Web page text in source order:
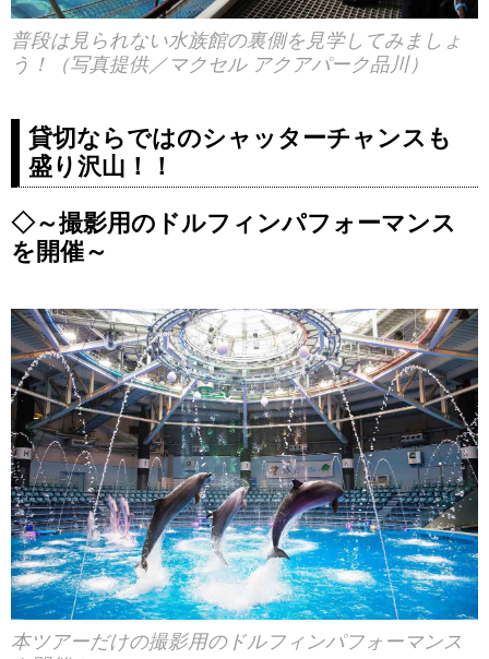
普段は見られない水族館の裏側を見学してみましょ
う！（写真提供／マクセル アクアパーク品川）
貸切ならではのシャッターチャンスも
盛り沢山！！
◇～撮影用のドルフィンパフォーマンス
を開催～
本ツアーだけの撮影用のドルフィンパフォーマンス